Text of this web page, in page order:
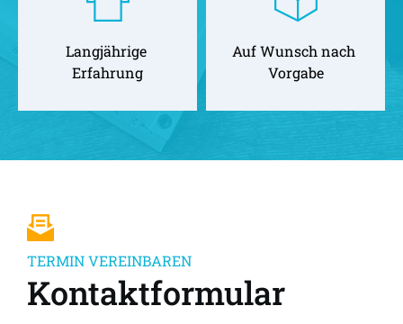
Langjährige
Erfahrung
Auf Wunsch nach
Vorgabe
TERMIN VEREINBAREN
Kontaktformular